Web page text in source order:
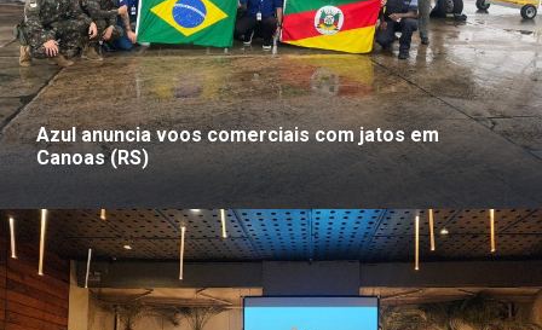
Azul anuncia voos comerciais com jatos em
Canoas (RS)